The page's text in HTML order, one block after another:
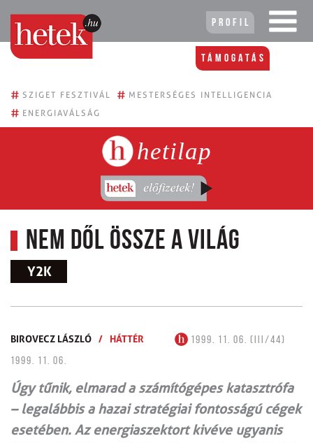
Profil
Támogatás
# SZIGET FESZTIVÁL # MESTERSÉGES INTELLIGENCIA
# ENERGIAVÁLSÁG
hetilap
Nem dől össze a világ
Y2K
BIROVECZ LÁSZLÓ / HÁTTÉR
1999. 11. 06. (III/44)
1999. 11. 06.
Úgy tűnik, elmarad a számítógépes katasztrófa
– legalábbis a hazai stratégiai fontosságú cégek
esetében. Az energiaszektort kivéve ugyanis